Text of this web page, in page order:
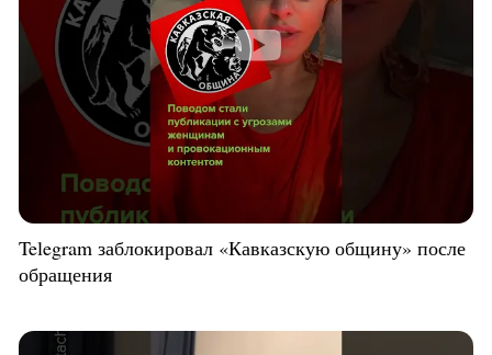
Telegram заблокировал «Кавказскую общину» после
обращения